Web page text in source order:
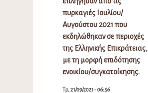
πυρκαγιές Ιουλίου/
Αυγούστου 2021 που
εκδηλώθηκαν σε περιοχές
της Ελληνικής Επικράτειας,
με τη μορφή επιδότησης
ενοικίου/συγκατοίκησης.
Τρ, 21/09/2021 - 06:56